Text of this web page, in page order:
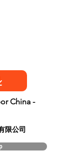
China -
限公司